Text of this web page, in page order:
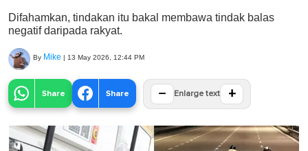
Difahamkan, tindakan itu bakal membawa tindak balas
negatif daripada rakyat.
By Mike | 13 May 2026, 12:44 PM
Share Share − Enlarge text +